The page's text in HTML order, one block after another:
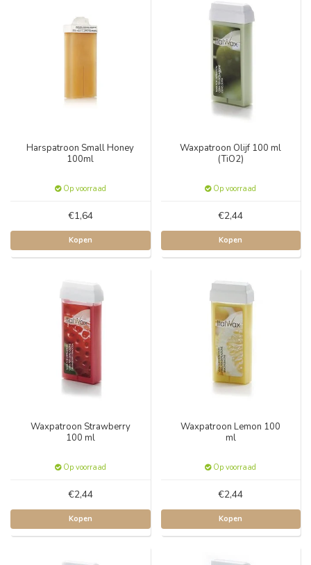
Harspatroon Small Honey
100ml
Op voorraad
€1,64
Kopen
Waxpatroon Olijf 100 ml
(TiO2)
Op voorraad
€2,44
Kopen
Waxpatroon Strawberry
100 ml
Op voorraad
€2,44
Kopen
Waxpatroon Lemon 100
ml
Op voorraad
€2,44
Kopen